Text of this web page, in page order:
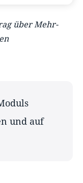
über Mehr-
und auf